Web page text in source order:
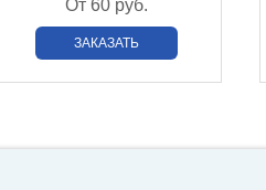
От 60 руб.
ЗАКАЗАТЬ